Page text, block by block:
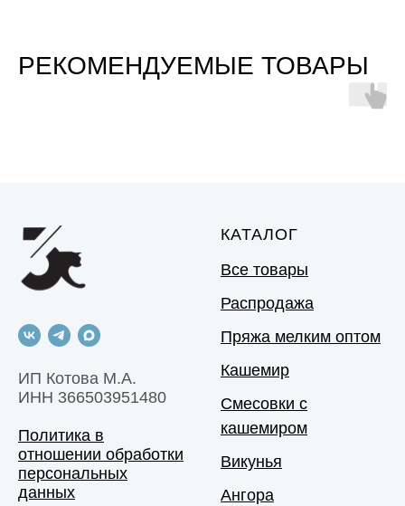
РЕКОМЕНДУЕМЫЕ ТОВАРЫ
ИП Котова М.А.
ИНН 366503951480
Политика в
отношении обработки
персональных
данных
КАТАЛОГ
Все товары
Распродажа
Пряжа мелким оптом
Кашемир
Смесовки с
кашемиром
Викунья
Ангора